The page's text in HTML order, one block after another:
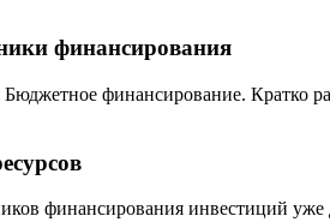
финансирования
финансирование. Кратко
финансирования инвестиций